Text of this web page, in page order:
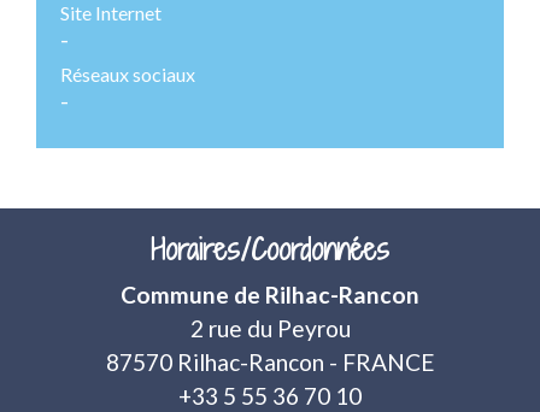
Site Internet
-
Réseaux sociaux
-
Horaires/Coordonnées
Commune de Rilhac-Rancon
2 rue du Peyrou
87570 Rilhac-Rancon - FRANCE
+33 5 55 36 70 10